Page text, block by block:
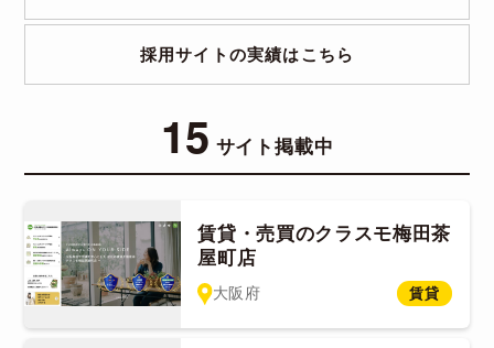
15 サイト掲載中
採用サイトの実績はこちら
賃貸・売買のクラスモ梅田茶
屋町店
大阪府 賃貸